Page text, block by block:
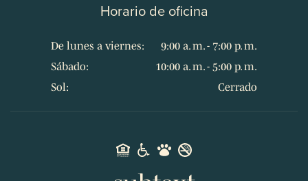
Horario de oficina
De lunes a viernes:
9:00 a. m. - 7:00 p. m.
Sábado:
10:00 a. m. - 5:00 p. m.
Sol:
Cerrado